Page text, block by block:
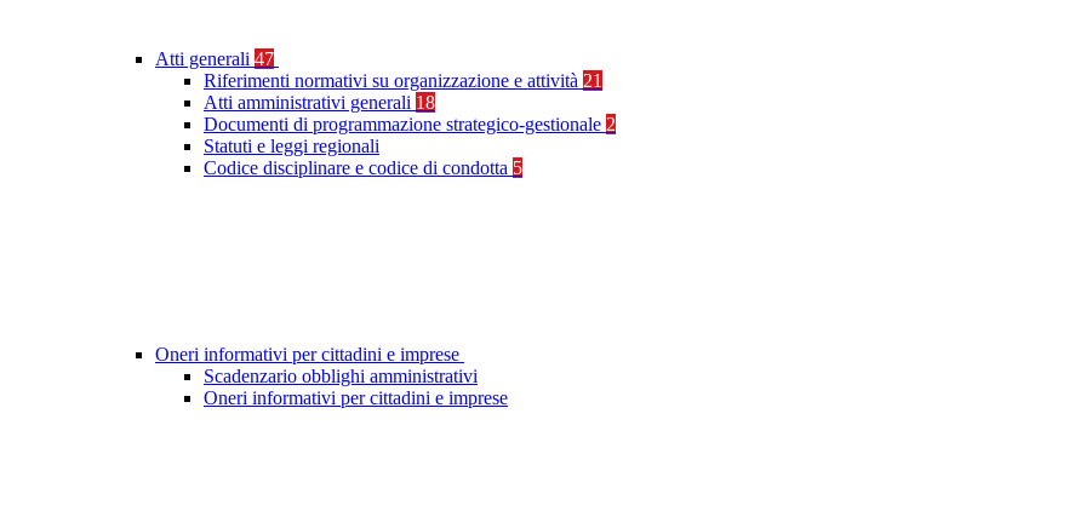
Atti generali 47
Riferimenti normativi su organizzazione e attività 21
Atti amministrativi generali 18
Documenti di programmazione strategico-gestionale 2
Statuti e leggi regionali
Codice disciplinare e codice di condotta 5
Oneri informativi per cittadini e imprese
Scadenzario obblighi amministrativi
Oneri informativi per cittadini e imprese